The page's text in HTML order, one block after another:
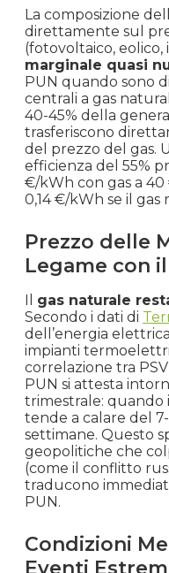
Settembre
2023
€
Agosto
2023
€
Luglio
2023
€
2023
€
Maggio
2023
€
Aprile
2023
€
Marzo
2023
€
Febbraio
2023
€
Gennaio
€
La composizione
direttamente sul
(fotovoltaico,
marginale quasi
PUN quando sono
centrali a gas
40-45% della
trasferiscono
del prezzo del gas.
efficienza del 55%
€/kWh con gas a 40
0,14 €/kWh se il
Prezzo delle
Legame con il
Il gas naturale
Secondo i dati di
dell’energia
impianti
correlazione tra
PUN si attesta
trimestrale: quando
tende a calare del
settimane. Questo
geopolitiche che
(come il conflitto
traducono
PUN.
Condizioni